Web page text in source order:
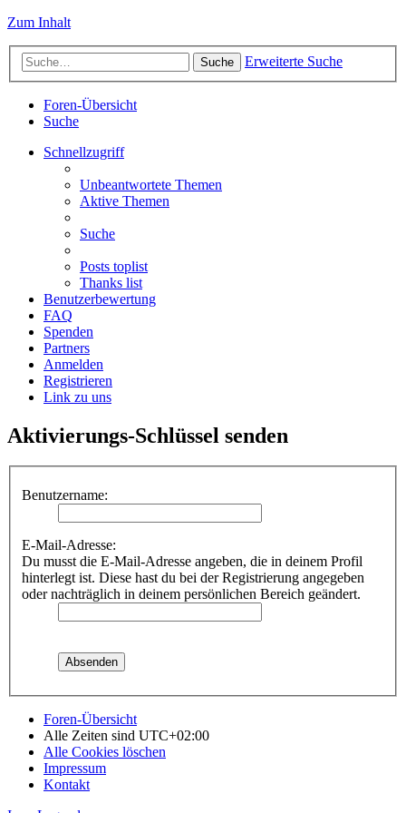
Zum Inhalt
Suche Erweiterte Suche
Foren-Übersicht
Suche
Schnellzugriff
Unbeantwortete Themen
Aktive Themen
Suche
Posts toplist
Thanks list
Benutzerbewertung
FAQ
Spenden
Partners
Anmelden
Registrieren
Link zu uns
Aktivierungs-Schlüssel senden
Benutzername:
E-Mail-Adresse:
Du musst die E-Mail-Adresse angeben, die in deinem Profil
hinterlegt ist. Diese hast du bei der Registrierung angegeben
oder nachträglich in deinem persönlichen Bereich geändert.
Foren-Übersicht
Alle Zeiten sind UTC+02:00
Alle Cookies löschen
Impressum
Kontakt